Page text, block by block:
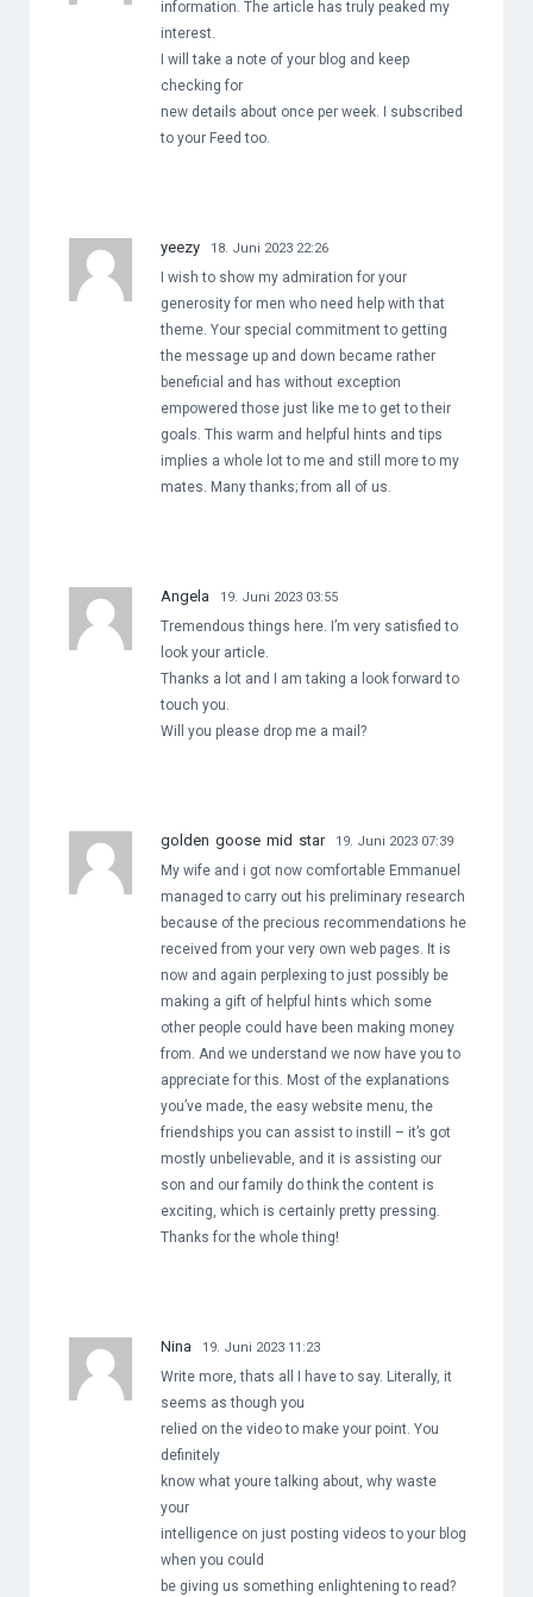
information. The article has truly peaked my
interest.
I will take a note of your blog and keep
checking for
new details about once per week. I subscribed
to your Feed too.
yeezy 18. Juni 2023 22:26
I wish to show my admiration for your
generosity for men who need help with that
theme. Your special commitment to getting
the message up and down became rather
beneficial and has without exception
empowered those just like me to get to their
goals. This warm and helpful hints and tips
implies a whole lot to me and still more to my
mates. Many thanks; from all of us.
Angela 19. Juni 2023 03:55
Tremendous things here. I’m very satisfied to
look your article.
Thanks a lot and I am taking a look forward to
touch you.
Will you please drop me a mail?
golden goose mid star 19. Juni 2023 07:39
My wife and i got now comfortable Emmanuel
managed to carry out his preliminary research
because of the precious recommendations he
received from your very own web pages. It is
now and again perplexing to just possibly be
making a gift of helpful hints which some
other people could have been making money
from. And we understand we now have you to
appreciate for this. Most of the explanations
you’ve made, the easy website menu, the
friendships you can assist to instill – it’s got
mostly unbelievable, and it is assisting our
son and our family do think the content is
exciting, which is certainly pretty pressing.
Thanks for the whole thing!
Nina 19. Juni 2023 11:23
Write more, thats all I have to say. Literally, it
seems as though you
relied on the video to make your point. You
definitely
know what youre talking about, why waste
your
intelligence on just posting videos to your blog
when you could
be giving us something enlightening to read?